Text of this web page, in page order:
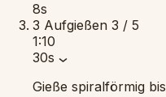
8s
3 Aufgießen 3 / 5
1:10
30s
Gieße spiralförmig bis